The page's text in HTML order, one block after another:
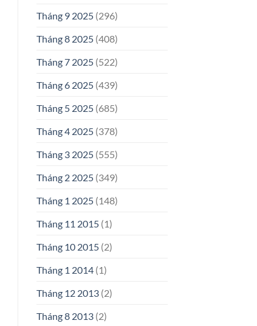
Tháng 9 2025(296)
Tháng 8 2025(408)
Tháng 7 2025(522)
Tháng 6 2025(439)
Tháng 5 2025(685)
Tháng 4 2025(378)
Tháng 3 2025(555)
Tháng 2 2025(349)
Tháng 1 2025(148)
Tháng 11 2015(1)
Tháng 10 2015(2)
Tháng 1 2014(1)
Tháng 12 2013(2)
Tháng 8 2013(2)